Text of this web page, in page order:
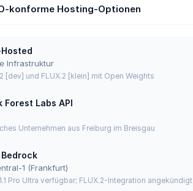
konforme Hosting-Optionen
Infrastruktur
[dev] und FLUX.2 [klein] mit Open Weights
Forest Labs API
Unternehmen aus Freiburg im Breisgau
Bedrock
1 (Frankfurt)
Pro Ultra verfügbar; FLUX.2-Integration angekündigt